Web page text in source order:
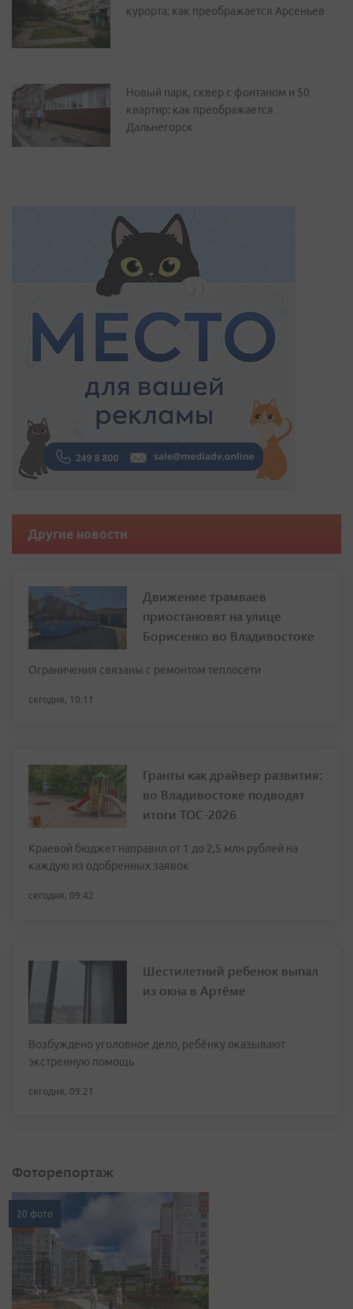
курорта: как преображается Арсеньев
Новый парк, сквер с фонтаном и 50
квартир: как преображается
Дальнегорск
Другие новости
Движение трамваев
приостановят на улице
Борисенко во Владивостоке
Ограничения связаны с ремонтом теплосети
сегодня, 10:11
Гранты как драйвер развития:
во Владивостоке подводят
итоги ТОС-2026
Краевой бюджет направил от 1 до 2,5 млн рублей на
каждую из одобренных заявок
сегодня, 09:42
Шестилетний ребенок выпал
из окна в Артёме
Возбуждено уголовное дело, ребёнку оказывают
экстренную помощь
сегодня, 09:21
Фоторепортаж
20 фото